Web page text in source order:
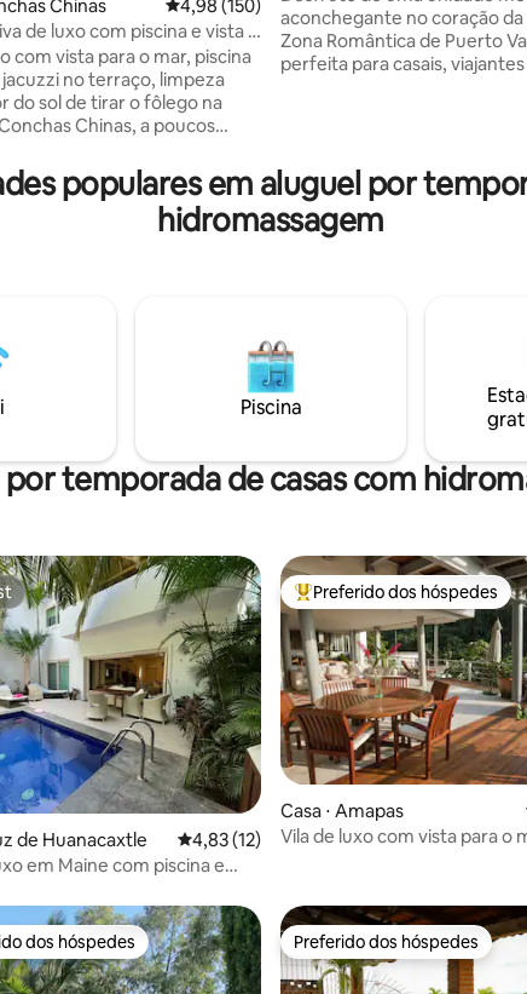
de 5, 273 avaliações
Chinas 4,98 de uma avaliação média de 5, 150
4,98 (150)
de luxo com piscina e vista –
com vista para o mar, piscina
no terraço, limpeza
do sol de tirar o fôlego na
Chinas, a poucos
banheiro, uma sala de TV
de solteiro e 6 banheiros e
com fogueira, skybar no
personalizados, janelas
e uma escapadela
em Puerto Vallarta.
aconchegante no coração
Zona Romântica de Puerto
perfeita para casais,
atrações locais. Ideal para
relaxante ou estadia
todos os itens básicos para se
populares em aluguel por
hidromassagem
Piscina
temporada de casas com
de 5, 24 avaliações
de Huanacaxtle 4,83 de uma avaliação média de 5, 12
4,83 (12)
em Maine com piscina e
Entre os melhores preferidos
Preferido dos hóspedes
Casa ⋅ Amapas
Vila de luxo com vista para o
preferidos dos hóspedes
dos hóspedes Preferido dos hóspedes
Preferido dos hóspedes